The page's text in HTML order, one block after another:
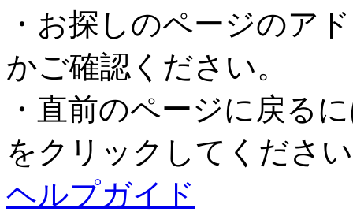
・お探しのページのア
かご確認ください。
・直前のページに戻る
をクリックしてくださ
ヘルプガイド